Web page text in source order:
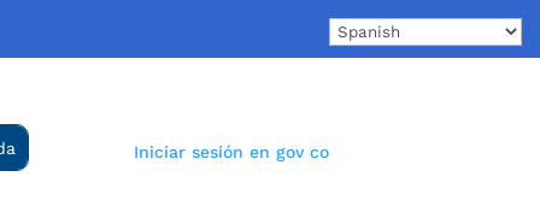
Iniciar sesión en gov co